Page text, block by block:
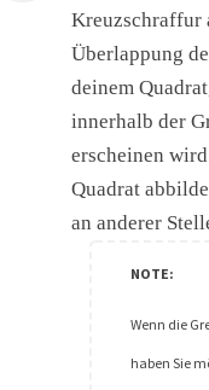
Kreuzschraffur
Überlappung
deinem
innerhalb der
erscheinen
Quadrat
an anderer
Wenn die
haben Sie